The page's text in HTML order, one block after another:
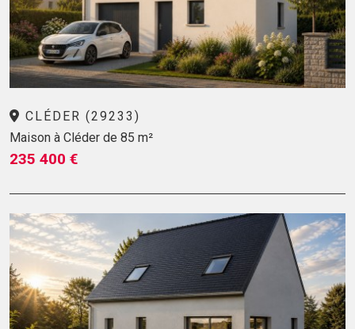
CLÉDER (29233)
Maison à Cléder de 85 m²
235 400 €